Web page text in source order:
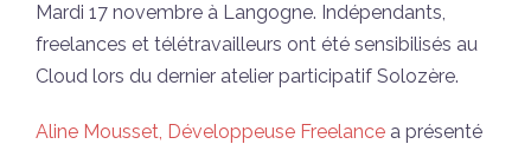
Mardi 17 novembre à Langogne. Indépendants,
freelances et télétravailleurs ont été sensibilisés au
Cloud lors du dernier atelier participatif Solozère.
Aline Mousset, Développeuse Freelance a présenté